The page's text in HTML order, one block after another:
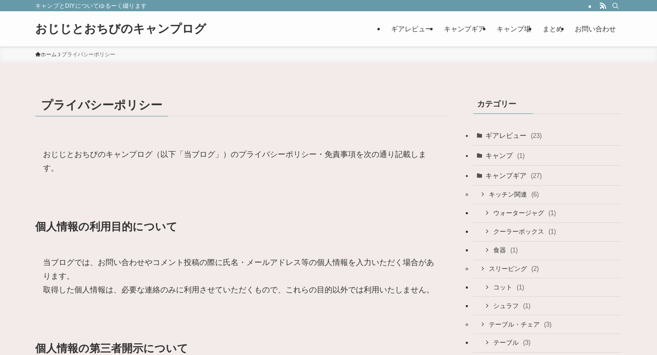
キャンプとDIYについてゆるーく綴ります
おじじとおちびのキャンプログ ギアレビュー キャンプギア キャンプ場 まとめ お問い合わせ
ホーム プライバシーポリシー
プライバシーポリシー
おじじとおちびのキャンプログ（以下「当ブログ」）のプライバシーポリシー・免責事項を次の通り記載しま
す。
個人情報の利用目的について
当ブログでは、お問い合わせやコメント投稿の際に氏名・メールアドレス等の個人情報を入力いただく場合があ
ります。
取得した個人情報は、必要な連絡のみに利用させていただくもので、これらの目的以外では利用いたしません。
個人情報の第三者開示について
カテゴリー
ギアレビュー (23)
キャンプ (1)
キャンプギア (27)
キッチン関連 (6)
ウォータージャグ (1)
クーラーボックス (1)
食器 (1)
スリーピング (2)
コット (1)
シュラフ (1)
テーブル・チェア (3)
テーブル (3)